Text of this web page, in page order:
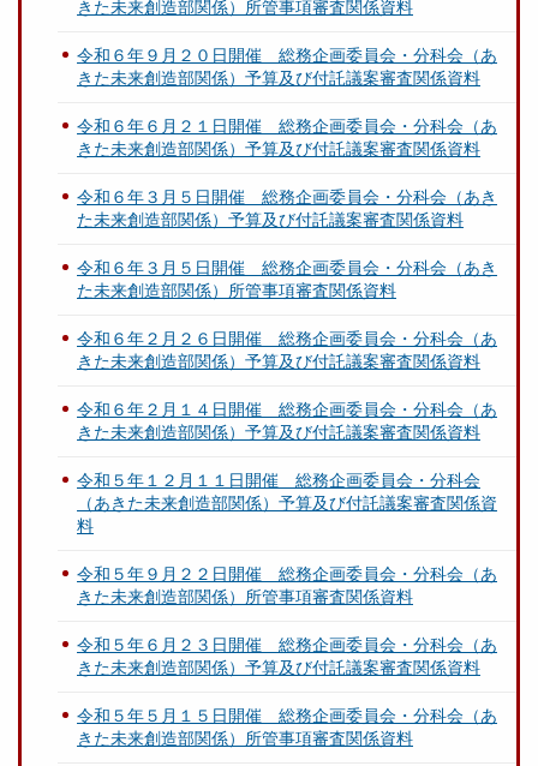
きた未来創造部関係）所管事項審査関係資料
令和６年９月２０日開催 総務企画委員会・分科会（あ
きた未来創造部関係）予算及び付託議案審査関係資料
令和６年６月２１日開催 総務企画委員会・分科会（あ
きた未来創造部関係）予算及び付託議案審査関係資料
令和６年３月５日開催 総務企画委員会・分科会（あき
た未来創造部関係）予算及び付託議案審査関係資料
令和６年３月５日開催 総務企画委員会・分科会（あき
た未来創造部関係）所管事項審査関係資料
令和６年２月２６日開催 総務企画委員会・分科会（あ
きた未来創造部関係）予算及び付託議案審査関係資料
令和６年２月１４日開催 総務企画委員会・分科会（あ
きた未来創造部関係）予算及び付託議案審査関係資料
令和５年１２月１１日開催 総務企画委員会・分科会
（あきた未来創造部関係）予算及び付託議案審査関係資
料
令和５年９月２２日開催 総務企画委員会・分科会（あ
きた未来創造部関係）所管事項審査関係資料
令和５年６月２３日開催 総務企画委員会・分科会（あ
きた未来創造部関係）予算及び付託議案審査関係資料
令和５年５月１５日開催 総務企画委員会・分科会（あ
きた未来創造部関係）所管事項審査関係資料